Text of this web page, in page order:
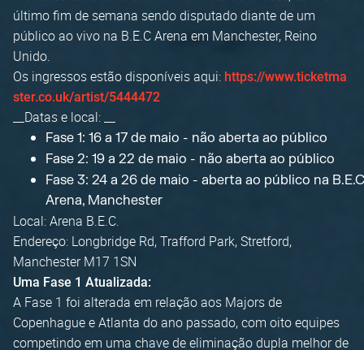
último fim de semana sendo disputado diante de um
público ao vivo na B.E.C Arena em Manchester, Reino
Unido.
Os ingressos estão disponíveis aqui: https://www.ticketma
ster.co.uk/artist/5444472
__Datas e local: __
Fase 1: 16 a 17 de maio - não aberta ao público
Fase 2: 19 a 22 de maio - não aberta ao público
Fase 3: 24 a 26 de maio - aberta ao público na B.E.C
Arena, Manchester
Local: Arena B.E.C.
Endereço: Longbridge Rd, Trafford Park, Stretford,
Manchester M17 1SN
Uma Fase 1 Atualizada:
A Fase 1 foi alterada em relação aos Majors de
Copenhague e Atlanta do ano passado, com oito equipes
competindo em uma chave de eliminação dupla melhor de